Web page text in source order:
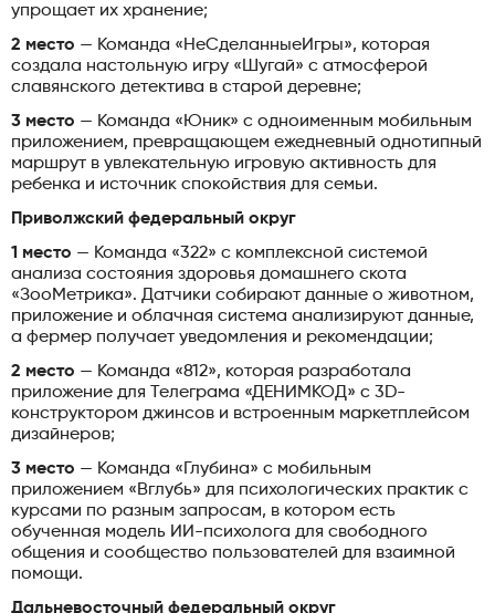
упрощает их хранение;
2 место — Команда «НеСделанныеИгры», которая
создала настольную игру «Шугай» с атмосферой
славянского детектива в старой деревне;
3 место — Команда «Юник» с одноименным мобильным
приложением, превращающем ежедневный однотипный
маршрут в увлекательную игровую активность для
ребенка и источник спокойствия для семьи.
Приволжский федеральный округ
1 место — Команда «322» с комплексной системой
анализа состояния здоровья домашнего скота
«ЗооМетрика». Датчики собирают данные о животном,
приложение и облачная система анализируют данные,
а фермер получает уведомления и рекомендации;
2 место — Команда «812», которая разработала
приложение для Телеграма «ДЕНИМКОД» с 3D-
конструктором джинсов и встроенным маркетплейсом
дизайнеров;
3 место — Команда «Глубина» с мобильным
приложением «Вглубь» для психологических практик с
курсами по разным запросам, в котором есть
обученная модель ИИ-психолога для свободного
общения и сообщество пользователей для взаимной
помощи.
Дальневосточный федеральный округ